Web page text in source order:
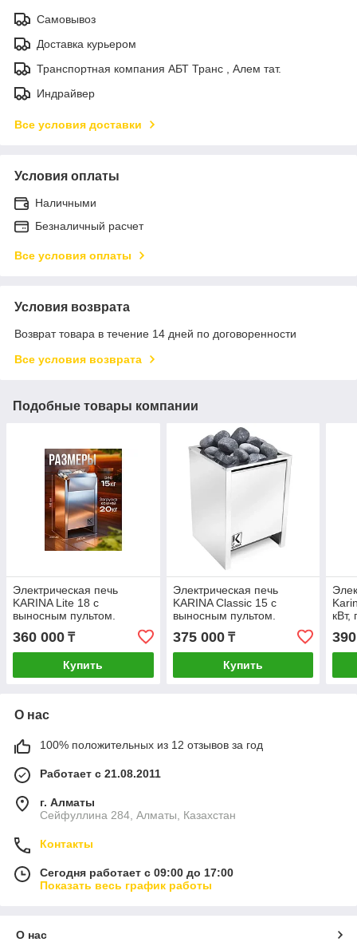
Самовывоз
Доставка курьером
Транспортная компания АБТ Транс , Алем тат.
Индрайвер
Все условия доставки
Условия оплаты
Наличными
Безналичный расчет
Все условия оплаты
Условия возврата
Возврат товара в течение 14 дней по договоренности
Все условия возврата
Подобные товары компании
Электрическая печь
KARINA Lite 18 с
выносным пультом.
360 000 ₸
Купить
Электрическая печь
KARINA Classic 15 с
выносным пультом.
375 000₸
Купить
кВт,
О нас
100% положительных из 12 отзывов за год
Работает с 21.08.2011
г. Алматы
Сейфуллина 284, Алматы, Казахстан
Контакты
Сегодня работает с 09:00 до 17:00
Показать весь график работы
О нас